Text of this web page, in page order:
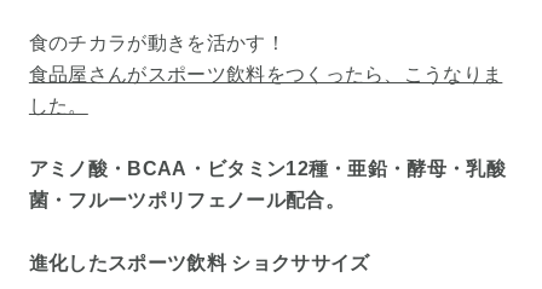
食のチカラが動きを活かす！
食品屋さんがスポーツ飲料をつくったら、こうなりま
した。
アミノ酸・BCAA・ビタミン12種・亜鉛・酵母・乳酸
菌・フルーツポリフェノール配合。
進化したスポーツ飲料 ショクササイズ